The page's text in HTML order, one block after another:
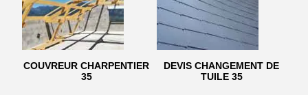
COUVREUR CHARPENTIER
35
DEVIS CHANGEMENT DE
TUILE 35